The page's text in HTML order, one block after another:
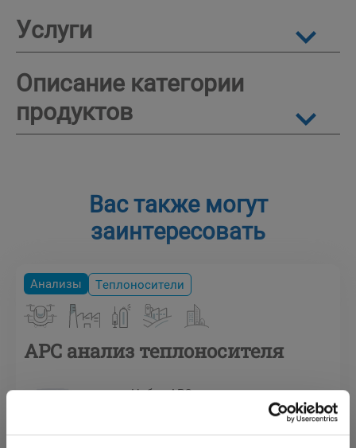
Услуги
Описание категории
продуктов
Вас также могут
заинтересовать
Анализы Теплоносители
APC анализ теплоносителя
Набор APC для
периодического анализа
последующей расшифровкой